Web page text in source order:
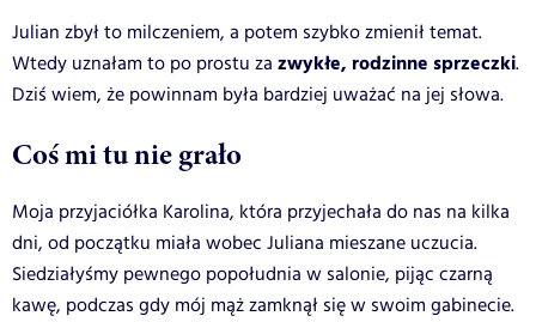
Julian zbył to milczeniem, a potem szybko zmienił temat.
Wtedy uznałam to po prostu za zwykłe, rodzinne sprzeczki.
Dziś wiem, że powinnam była bardziej uważać na jej słowa.
Coś mi tu nie grało
Moja przyjaciółka Karolina, która przyjechała do nas na kilka
dni, od początku miała wobec Juliana mieszane uczucia.
Siedziałyśmy pewnego popołudnia w salonie, pijąc czarną
kawę, podczas gdy mój mąż zamknął się w swoim gabinecie.